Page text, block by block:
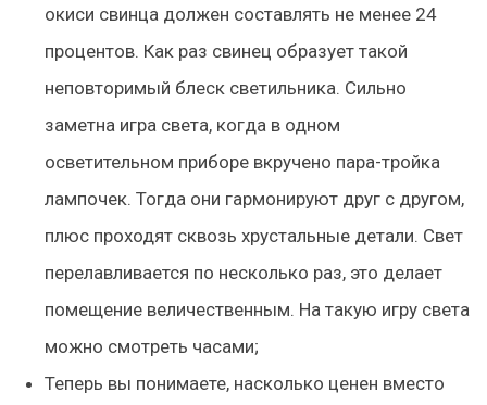
окиси свинца должен составлять не менее 24
процентов. Как раз свинец образует такой
неповторимый блеск светильника. Сильно
заметна игра света, когда в одном
осветительном приборе вкручено пара-тройка
лампочек. Тогда они гармонируют друг с другом,
плюс проходят сквозь хрустальные детали. Свет
перелавливается по несколько раз, это делает
помещение величественным. На такую игру света
можно смотреть часами;
Теперь вы понимаете, насколько ценен вместо